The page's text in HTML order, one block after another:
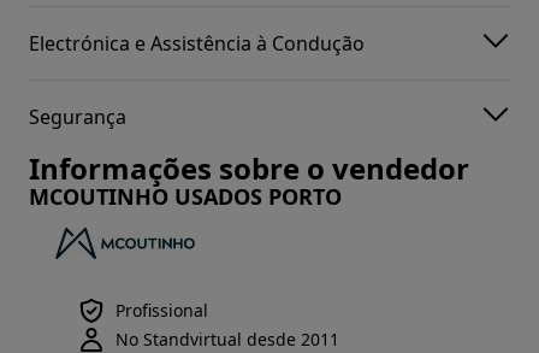
Electrónica e Assistência à Condução
Segurança
Informações sobre o vendedor
MCOUTINHO USADOS PORTO
Profissional
No Standvirtual desde 2011